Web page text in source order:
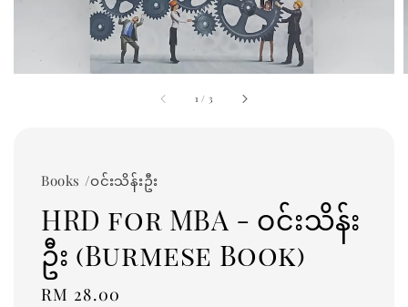
1 / 3
Books /ဝင်းသိန်းဦး
HRD for MBA - ဝင်းသိန်း
ဦး (Burmese Book)
Regular
RM 28.00